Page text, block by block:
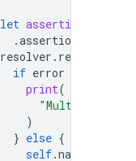
let assertion
.assertion
resolver .
if error
print(
"Multi factor
)
} else {
self.